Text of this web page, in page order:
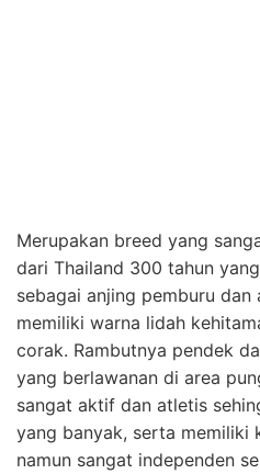
Merupakan breed yang
dari Thailand 300 tahun
sebagai anjing pemburu dan
memiliki warna lidah
corak. Rambutnya pendek
yang berlawanan di area
sangat aktif dan atletis
yang banyak, serta memiliki
namun sangat independen